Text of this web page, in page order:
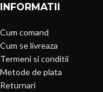
INFORMATII
Cum comand
Cum se livreaza
Termeni si conditii
Metode de plata
Returnari